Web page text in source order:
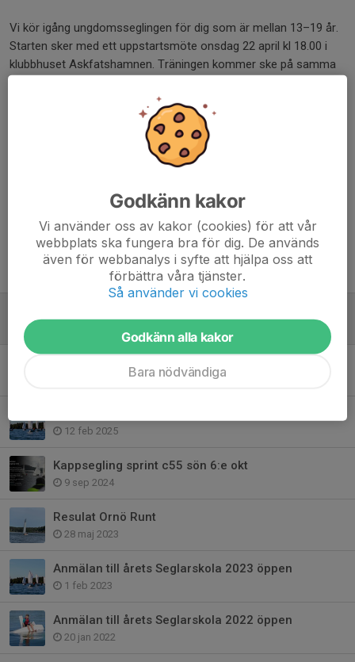
Vi kör igång ungdomsseglingen för dig som är mellan 13–19 år.
Starten sker med ett uppstartsmöte onsdag 22 april kl 18.00 i
klubbhuset Askfatshamnen. Träningen kommer ske på samma
varit huvudansvarig för seglarskolan kommer nu vara ansvarig
Anmäl intresse på dbksegling.se eller bara kom ner.
Tidigare nyheter
12 feb 2025
Kappsegling sprint c55 sön 6:e okt
9 sep 2024
Resulat Ornö Runt
28 maj 2023
Anmälan till årets Seglarskola 2023 öppen
1 feb 2023
Anmälan till årets Seglarskola 2022 öppen
20 jan 2022
Godkänn kakor
Vi använder oss av kakor (cookies) för att vår
webbplats ska fungera bra för dig. De används
även för webbanalys i syfte att hjälpa oss att
förbättra våra tjänster.
Så använder vi cookies
Godkänn alla kakor
Bara nödvändiga